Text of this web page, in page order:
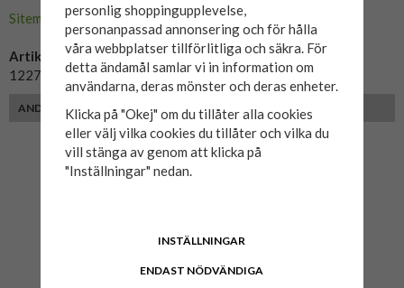
Sitemap »
Artikelnummer:
12274207-Crockery
ANDRA FÄRGER
personlig shoppingupplevelse,
personanpassad annonsering och för hålla
våra webbplatser tillförlitliga och säkra. För
detta ändamål samlar vi in information om
användarna, deras mönster och deras enheter.
Klicka på "Okej" om du tillåter alla cookies
eller välj vilka cookies du tillåter och vilka du
vill stänga av genom att klicka på
"Inställningar" nedan.
INSTÄLLNINGAR
ENDAST NÖDVÄNDIGA